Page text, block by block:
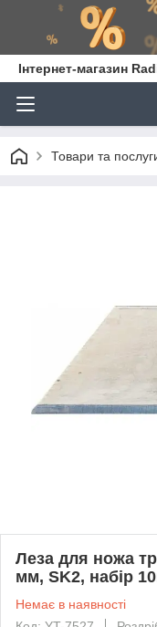
Інтернет-магазин
Товари та
Леза для ножа
мм, SK2, набір
Немає в наявності